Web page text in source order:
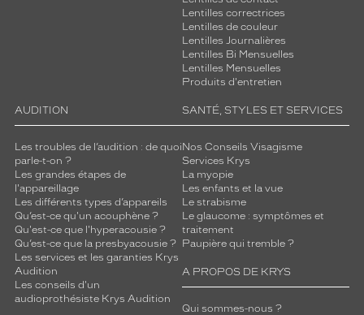
Lentilles correctrices
Lentilles de couleur
Lentilles Journalières
Lentilles Bi Mensuelles
Lentilles Mensuelles
Produits d'entretien
AUDITION
Les troubles de l’audition : de quoi
parle-t-on ?
Les grandes étapes de
l'appareillage
Les différents types d’appareils
Qu’est-ce qu'un acouphène ?
Qu'est-ce que l'hyperacousie ?
Qu’est-ce que la presbyacousie ?
Les services et les garanties Krys
Audition
Les conseils d'un
audioprothésiste Krys Audition
SANTÉ, STYLES ET SERVICES
Nos Conseils Visagisme
Services Krys
La myopie
Les enfants et la vue
Le strabisme
Le glaucome : symptômes et
traitement
Paupière qui tremble ?
A PROPOS DE KRYS
Qui sommes-nous ?